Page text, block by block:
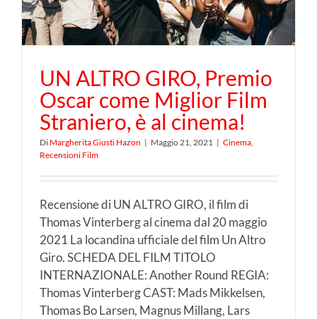
UN ALTRO GIRO, Premio
Oscar come Miglior Film
Straniero, è al cinema!
Di Margherita Giusti Hazon | Maggio 21, 2021 | Cinema
Recensioni Film
Recensione di UN ALTRO GIRO, il film di
Thomas Vinterberg al cinema dal 20 maggio
2021 La locandina ufficiale del film Un Altro
Giro. SCHEDA DEL FILM TITOLO
INTERNAZIONALE: Another Round REGIA:
Thomas Vinterberg CAST: Mads Mikkelsen,
Thomas Bo Larsen, Magnus Millang, Lars